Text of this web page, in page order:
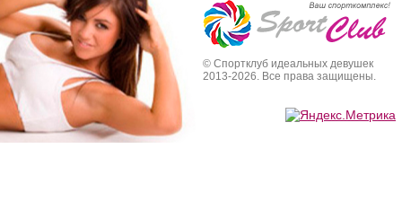
© Спортклуб идеальных девушек
2013-2026. Все права защищены.